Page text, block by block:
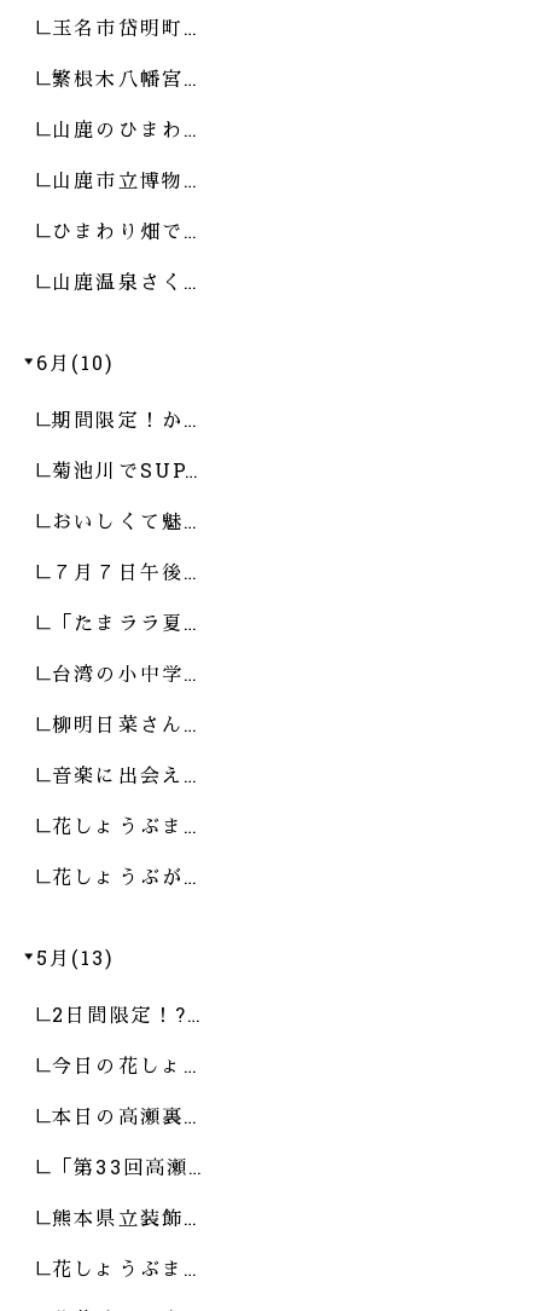
玉名市岱明町…
繁根木八幡宮…
山鹿のひまわ…
山鹿市立博物…
ひまわり畑で…
山鹿温泉さく…
6月(10)
期間限定！か…
菊池川でSUP…
おいしくて魅…
７月７日午後…
「たまララ夏…
台湾の小中学…
柳明日菜さん…
音楽に出会え…
花しょうぶま…
花しょうぶが…
5月(13)
2日間限定！?…
今日の花しょ…
本日の高瀬裏…
「第33回高瀬…
熊本県立装飾…
花しょうぶま…